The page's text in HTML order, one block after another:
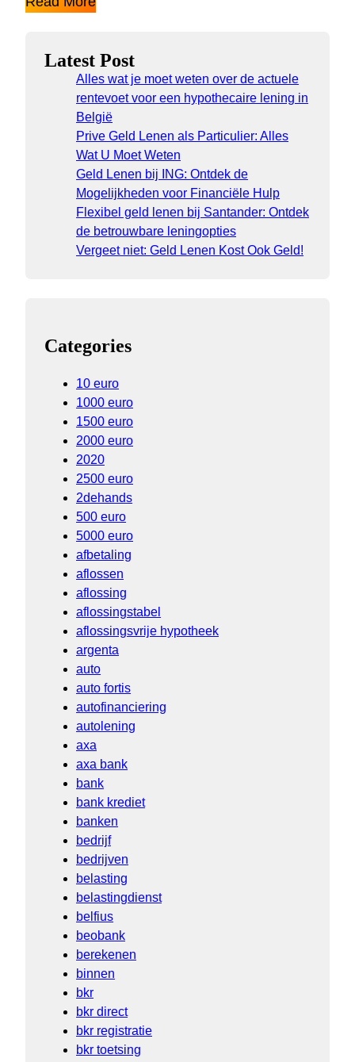
Latest Post
Alles wat je moet weten over de actuele
rentevoet voor een hypothecaire lening in
België
Prive Geld Lenen als Particulier: Alles
Wat U Moet Weten
Geld Lenen bij ING: Ontdek de
Mogelijkheden voor Financiële Hulp
Flexibel geld lenen bij Santander: Ontdek
de betrouwbare leningopties
Vergeet niet: Geld Lenen Kost Ook Geld!
Categories
10 euro
1000 euro
1500 euro
2000 euro
2020
2500 euro
2dehands
500 euro
5000 euro
afbetaling
aflossen
aflossing
aflossingstabel
aflossingsvrije hypotheek
argenta
auto
auto fortis
autofinanciering
autolening
axa
axa bank
bank
bank krediet
banken
bedrijf
bedrijven
belasting
belastingdienst
belfius
beobank
berekenen
binnen
bkr
bkr direct
bkr registratie
bkr toetsing